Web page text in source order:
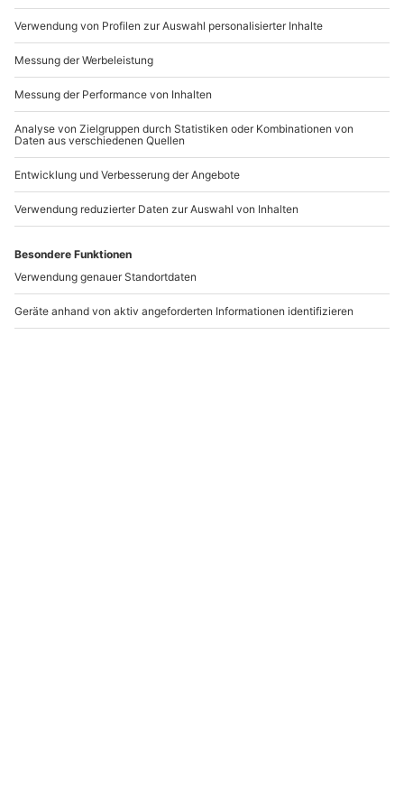
Euch einfach gesucht und gefunden habt.
Andere Produkte entdecken
Flugzeug selber fliegen
Hamburg (50 Min.)
Kurs Hamburg